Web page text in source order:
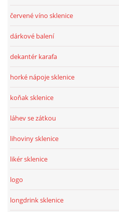
červené víno sklenice
dárkové balení
dekantér karafa
horké nápoje sklenice
koňak sklenice
láhev se zátkou
lihoviny sklenice
likér sklenice
logo
longdrink sklenice